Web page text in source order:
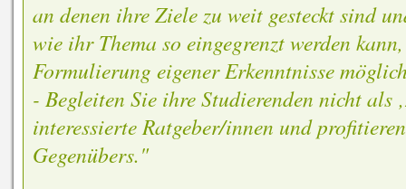
an denen ihre Ziele zu weit gesteckt sind
wie ihr Thema so eingegrenzt werden
Formulierung eigener Erkenntnisse
- Begleiten Sie ihre Studierenden nicht als
interessierte Ratgeber/innen und
Gegenübers."